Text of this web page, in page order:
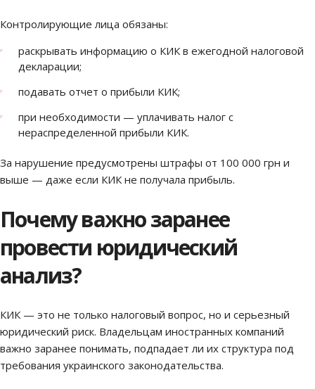
Контролирующие лица обязаны:
раскрывать информацию о КИК в ежегодной налоговой
декларации;
подавать отчет о прибыли КИК;
при необходимости — уплачивать налог с
нераспределенной прибыли КИК.
За нарушение предусмотрены штрафы от 100 000 грн и
выше — даже если КИК не получала прибыль.
Почему важно заранее
провести юридический
анализ?
КИК — это не только налоговый вопрос, но и серьезный
юридический риск. Владельцам иностранных компаний
важно заранее понимать, подпадает ли их структура под
требования украинского законодательства.